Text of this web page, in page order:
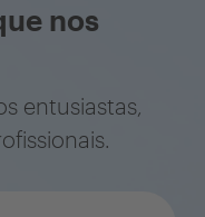
nos
entusiastas,